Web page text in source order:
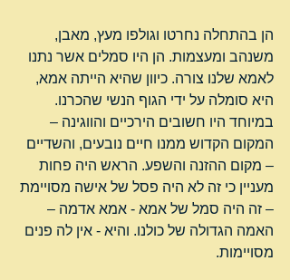
הן בהתחלה נחרטו וגולפו מעץ, מאבן,
משנהב ומעצמות. הן היו סמלים אשר נתנו
לאמא שלנו צורה. כיוון שהיא הייתה אמא,
היא סומלה על ידי הגוף הנשי שהכרנו.
במיוחד היו חשובים הירכיים והווגינה –
המקום הקדוש ממנו חיים נובעים, והשדיים
– מקום ההזנה והשפע. הראש היה פחות
מעניין כי זה לא היה פסל של אישה מסויימת
– זה היה סמל של אמא - אמא אדמה –
האמה הגדולה של כולנו. והיא - אין לה פנים
מסויימות.